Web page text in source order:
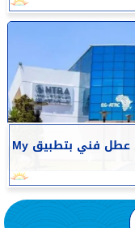
تنظيم الاتصالات في مصر: عدم وجود أي عطل فني بتطبيق My